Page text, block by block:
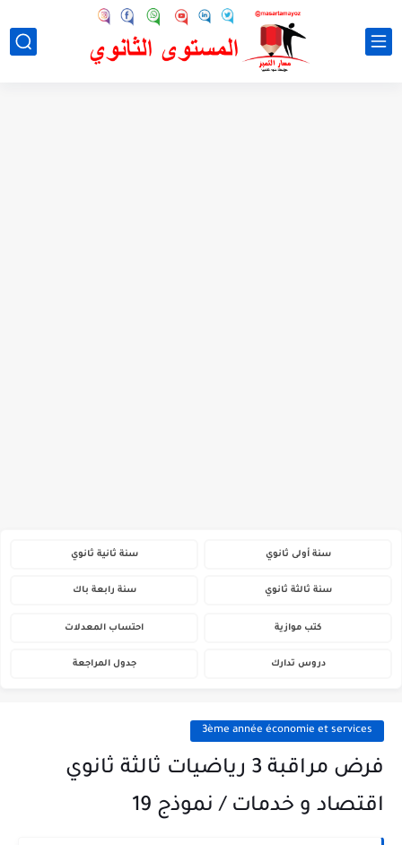
سنة أولى ثانوي سنة ثانية ثانوي
سنة ثالثة ثانوي سنة رابعة باك
كتب موازية احتساب المعدلات
دروس تدارك جدول المراجعة
3ème année économie et services
فرض مراقبة 3 رياضيات ثالثة ثانوي
اقتصاد و خدمات / نموذج 19